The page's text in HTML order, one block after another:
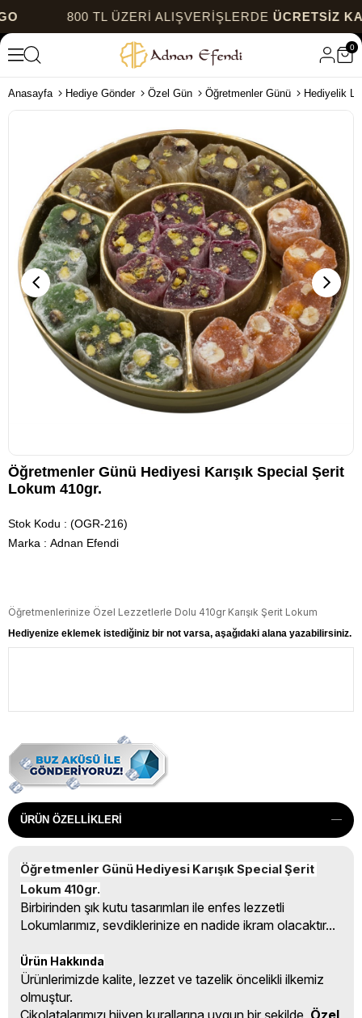
800 TL ÜZERİ ALIŞVERİŞLERDEÜCRETSİZ KARGO
0
Anasayfa Hediye Gönder Özel Gün Öğretmenler Günü Hediyelik
Öğretmenler Günü Hediyesi Karışık Special Şerit
Lokum 410gr.
Stok Kodu
(OGR-216)
Marka : Adnan Efendi
Öğretmenlerinize Özel Lezzetlerle Dolu 410gr Karışık Şerit Lokum
Hediyenize eklemek istediğiniz bir not varsa, aşağıdaki alana yazabilirsiniz.
ÜRÜN ÖZELLIKLERI
Öğretmenler Günü Hediyesi Karışık Special Şerit
Lokum 410gr.
Birbirinden şık kutu tasarımları ile enfes lezzetli
Lokumlarımız, sevdiklerinize en nadide ikram olacaktır...
Ürün Hakkında
Ürünlerimizde kalite, lezzet ve tazelik öncelikli ilkemiz
olmuştur.
Çikolatalarımızı hijyen kurallarına uygun bir şekilde, Özel